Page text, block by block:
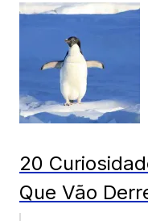
20
Que Vão